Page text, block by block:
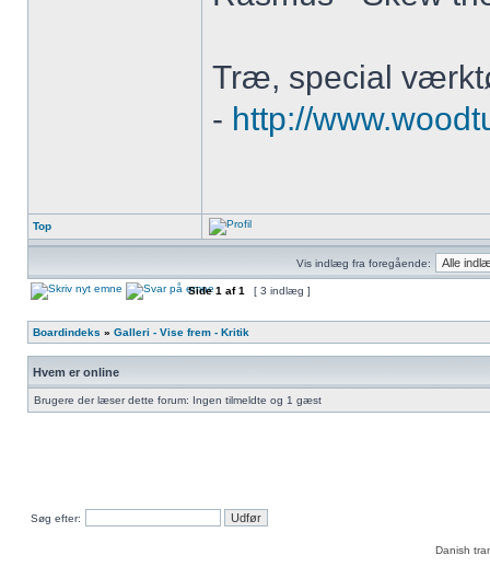
Træ, special
- http://
Top
Vis indlæg fra foregående:
Side1 af1 [ 3 indlæg ]
Boardindeks » Galleri - Vise frem - Kritik
Hvem er online
Brugere der læser dette forum: Ingen tilmeldte og 1 gæst
Søg efter:
Danish